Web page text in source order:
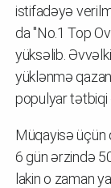
istifadəyə
da "No.1 Top
yüksəlib.
yüklənmə
populyar tətbiqi
Müqayisə üçün
6 gün ərzində
lakin o zaman